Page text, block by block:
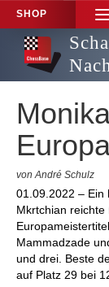
SHOP
von André Schulz
01.09.2022 – Ein
Mkrtchian
Mammadzade
und drei. Beste
auf Platz 29 bei